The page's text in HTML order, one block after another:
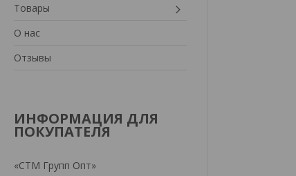
Товары
О нас
Отзывы
ИНФОРМАЦИЯ ДЛЯ
ПОКУПАТЕЛЯ
«СТМ Групп Опт»